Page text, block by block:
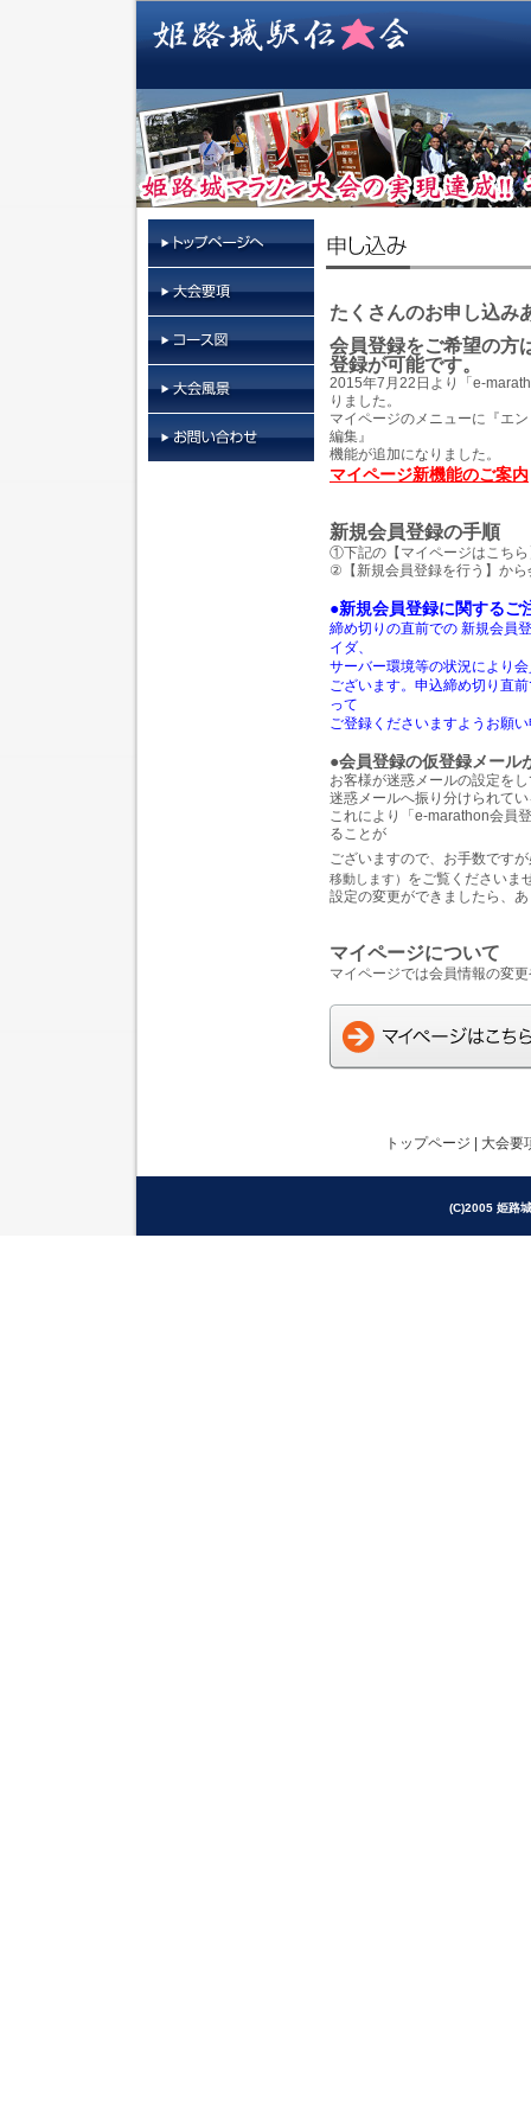
たくさんのお申し込み
会員登録をご希望の方
登録が可能です。
2015年7月22日より「e-
りました。
マイページのメニューに『エ
編集』
機能が追加になりました。
マイページ新機能のご案内
新規会員登録の手順
①下記の【マイページはこち
②【新規会員登録を行う】か
●新規会員登録に関するご
締め切りの直前での 新規会員
イダ、
サーバー環境等の状況により
ございます。 申込締め切り直
って
ご登録くださいますようお願
●会員登録の仮登録メール
お客様が迷惑メールの設定を
迷惑メールへ振り分けられて
これにより「e-marathon会員
ることが
ございますので、お手数です
移動します） をご覧くださいま
設定の変更ができましたら、
マイページについて
マイページでは会員情報の変
トップページ | 大会要
(C)2005 姫路